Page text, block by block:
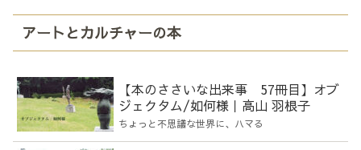
アートとカルチャーの本
【本のささいな出来事 57冊目】オブ
ジェクタム/如何様｜高山 羽根子
ちょっと不思議な世界に、ハマる